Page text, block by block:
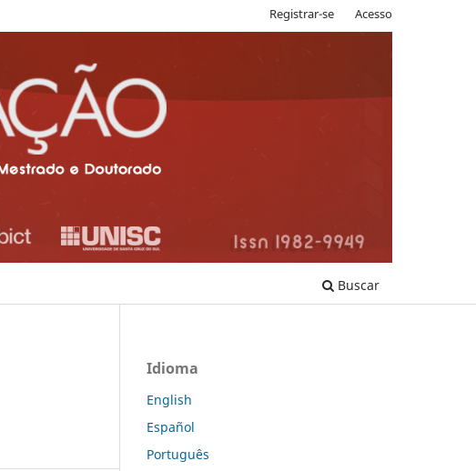
Buscar
Registrar-se Acesso
Idioma
English
Español
Português